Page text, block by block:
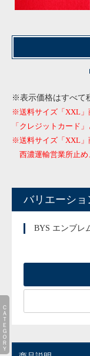
※表示価格はすべて
※送料サイズ「XXL」
「クレジットカード
※送料サイズ「XXL」
西濃運輸営業所止め
バリエーショ
BYS エンブ
ＣＡＴＥＧＯＲＹ